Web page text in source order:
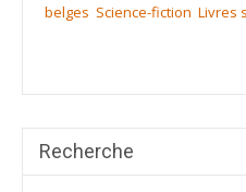
belges Science-fiction Livres
Recherche